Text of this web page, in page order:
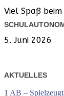
Viel Spaß
5. Juni 2026
AKTUELLES
1 AB –